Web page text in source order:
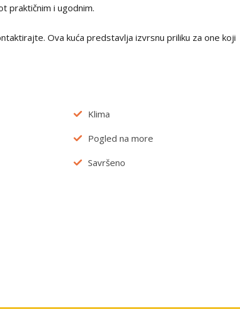
praktičnim i ugodnim.
Ova kuća predstavlja izvrsnu priliku za one koji
Klima
Pogled na more
Savršeno